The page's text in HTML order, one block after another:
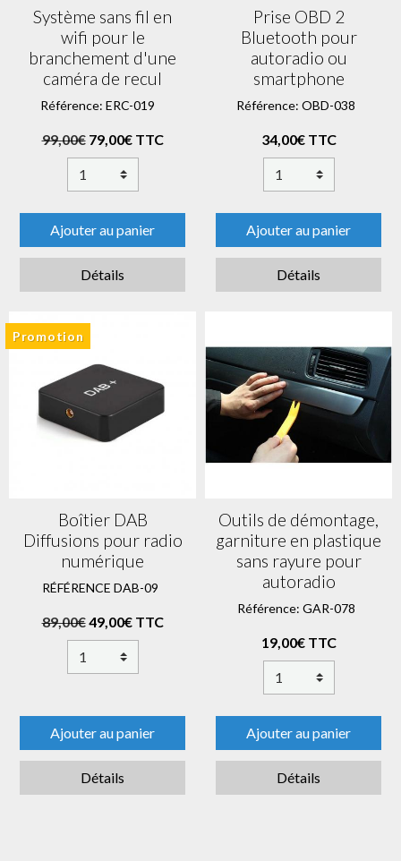
Système sans fil en
wifi pour le
branchement d'une
caméra de recul
Référence: ERC-019
99,00€ 79,00€ TTC
Ajouter au panier
Détails
Prise OBD 2
Bluetooth pour
autoradio ou
smartphone
Référence: OBD-038
34,00€ TTC
Ajouter au panier
Détails
Promotion
Boîtier DAB
Diffusions pour radio
numérique
RÉFÉRENCE DAB-09
89,00€49,00€ TTC
Ajouter au panier
Détails
Outils de démontage,
garniture en plastique
sans rayure pour
autoradio
Référence: GAR-078
19,00€ TTC
Ajouter au panier
Détails